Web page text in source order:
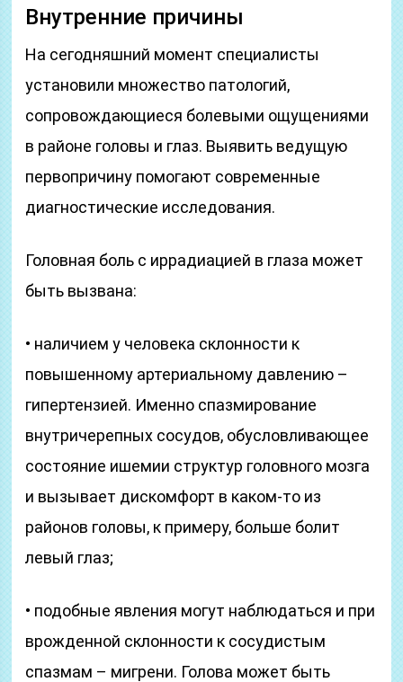
Внутренние причины
На сегодняшний момент специалисты
установили множество патологий,
сопровождающиеся болевыми ощущениями
в районе головы и глаз. Выявить ведущую
первопричину помогают современные
диагностические исследования.
Головная боль с иррадиацией в глаза может
быть вызвана:
• наличием у человека склонности к
повышенному артериальному давлению –
гипертензией. Именно спазмирование
внутричерепных сосудов, обусловливающее
состояние ишемии структур головного мозга
и вызывает дискомфорт в каком-то из
районов головы, к примеру, больше болит
левый глаз;
• подобные явления могут наблюдаться и при
врожденной склонности к сосудистым
спазмам – мигрени. Голова может быть